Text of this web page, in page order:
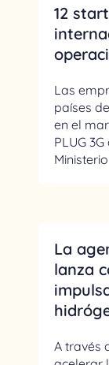
12
Las
países
en el
PLUG
La
lanza
A través